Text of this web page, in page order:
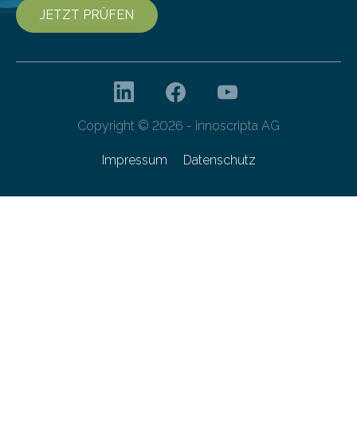
JETZT PRÜFEN
Copyright © 2026 - innoscripta AG
Impressum Datenschutz